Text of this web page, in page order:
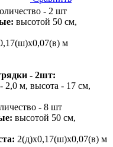
- 2 шт
высотой 50 см,
м
- 2шт:
2,0 м, высота - 17 см,
- 8 шт
высотой 50 см,
2(д)х0,17(ш)х0,07(в) м